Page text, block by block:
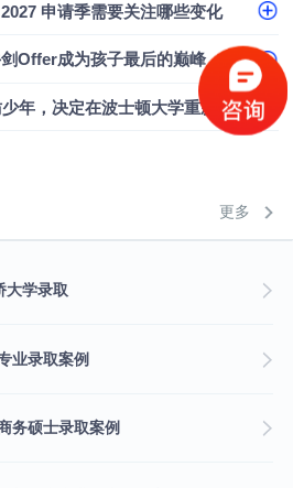
申请季需要关注哪些变化
Offer成为孩子最后的巅峰
钟美美：那个13岁的模仿少年，决定在波士顿大学重新定义自己
更多
大学录取
业录取案例
务硕士录取案例